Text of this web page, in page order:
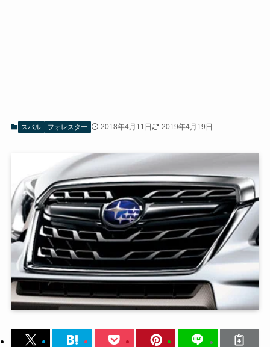
スバル フォレスター 2018年4月11日 2019年4月19日